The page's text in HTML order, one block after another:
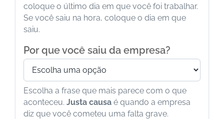
coloque o último dia em que você foi trabalhar.
Se você saiu na hora, coloque o dia em que
saiu.
Por que você saiu da empresa?
Escolha a frase que mais parece com o que
aconteceu. Justa causa é quando a empresa
diz que você cometeu uma falta grave.